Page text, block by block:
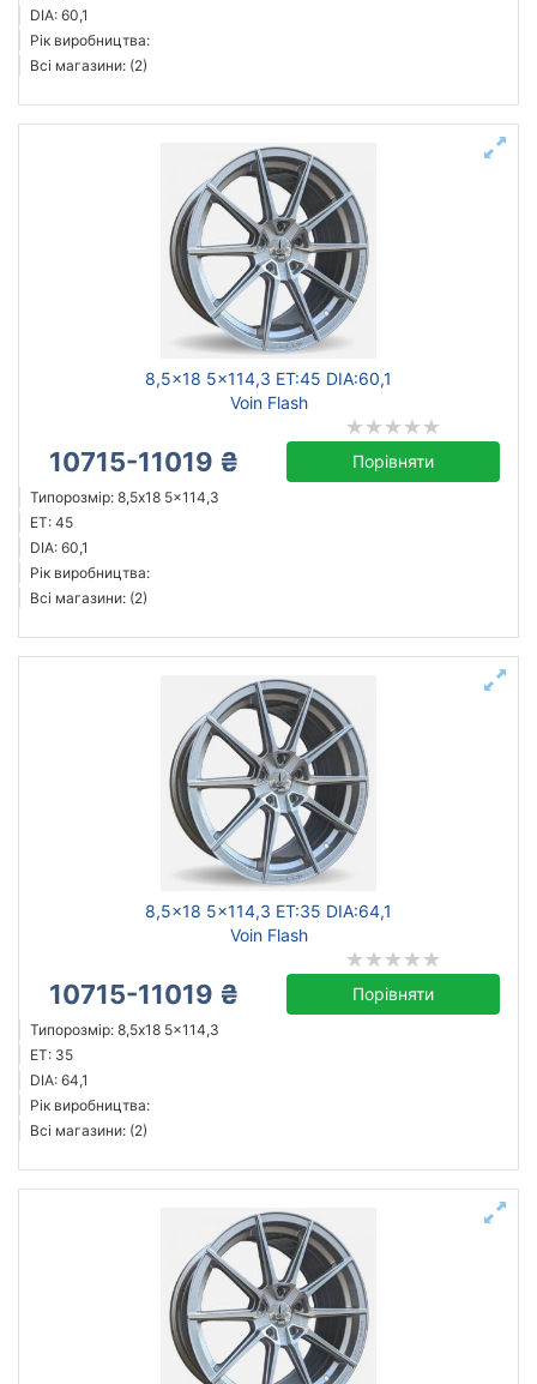
DIA: 60,1
Рік виробництва:
Всі магазини: (2)
8,5x18 5x114,3 ET:45 DIA:60,1
Voin Flash
10715-11019 ₴ Порівняти
Типорозмір: 8,5x18 5x114,3
ET: 45
DIA: 60,1
Рік виробництва:
Всі магазини: (2)
8,5x18 5x114,3 ET:35 DIA:64,1
Voin Flash
10715-11019 ₴ Порівняти
Типорозмір: 8,5x18 5x114,3
ET: 35
DIA: 64,1
Рік виробництва:
Всі магазини: (2)